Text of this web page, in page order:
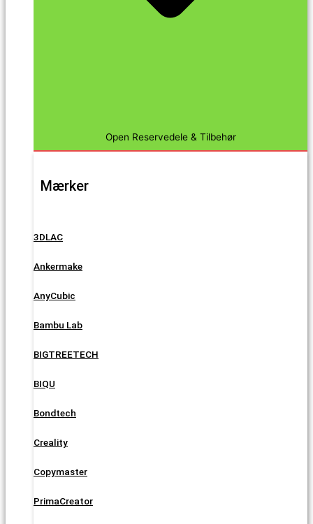
Open Reservedele & Tilbehør
Mærker
3DLAC
Ankermake
AnyCubic
Bambu Lab
BIGTREETECH
BIQU
Bondtech
Creality
Copymaster
PrimaCreator